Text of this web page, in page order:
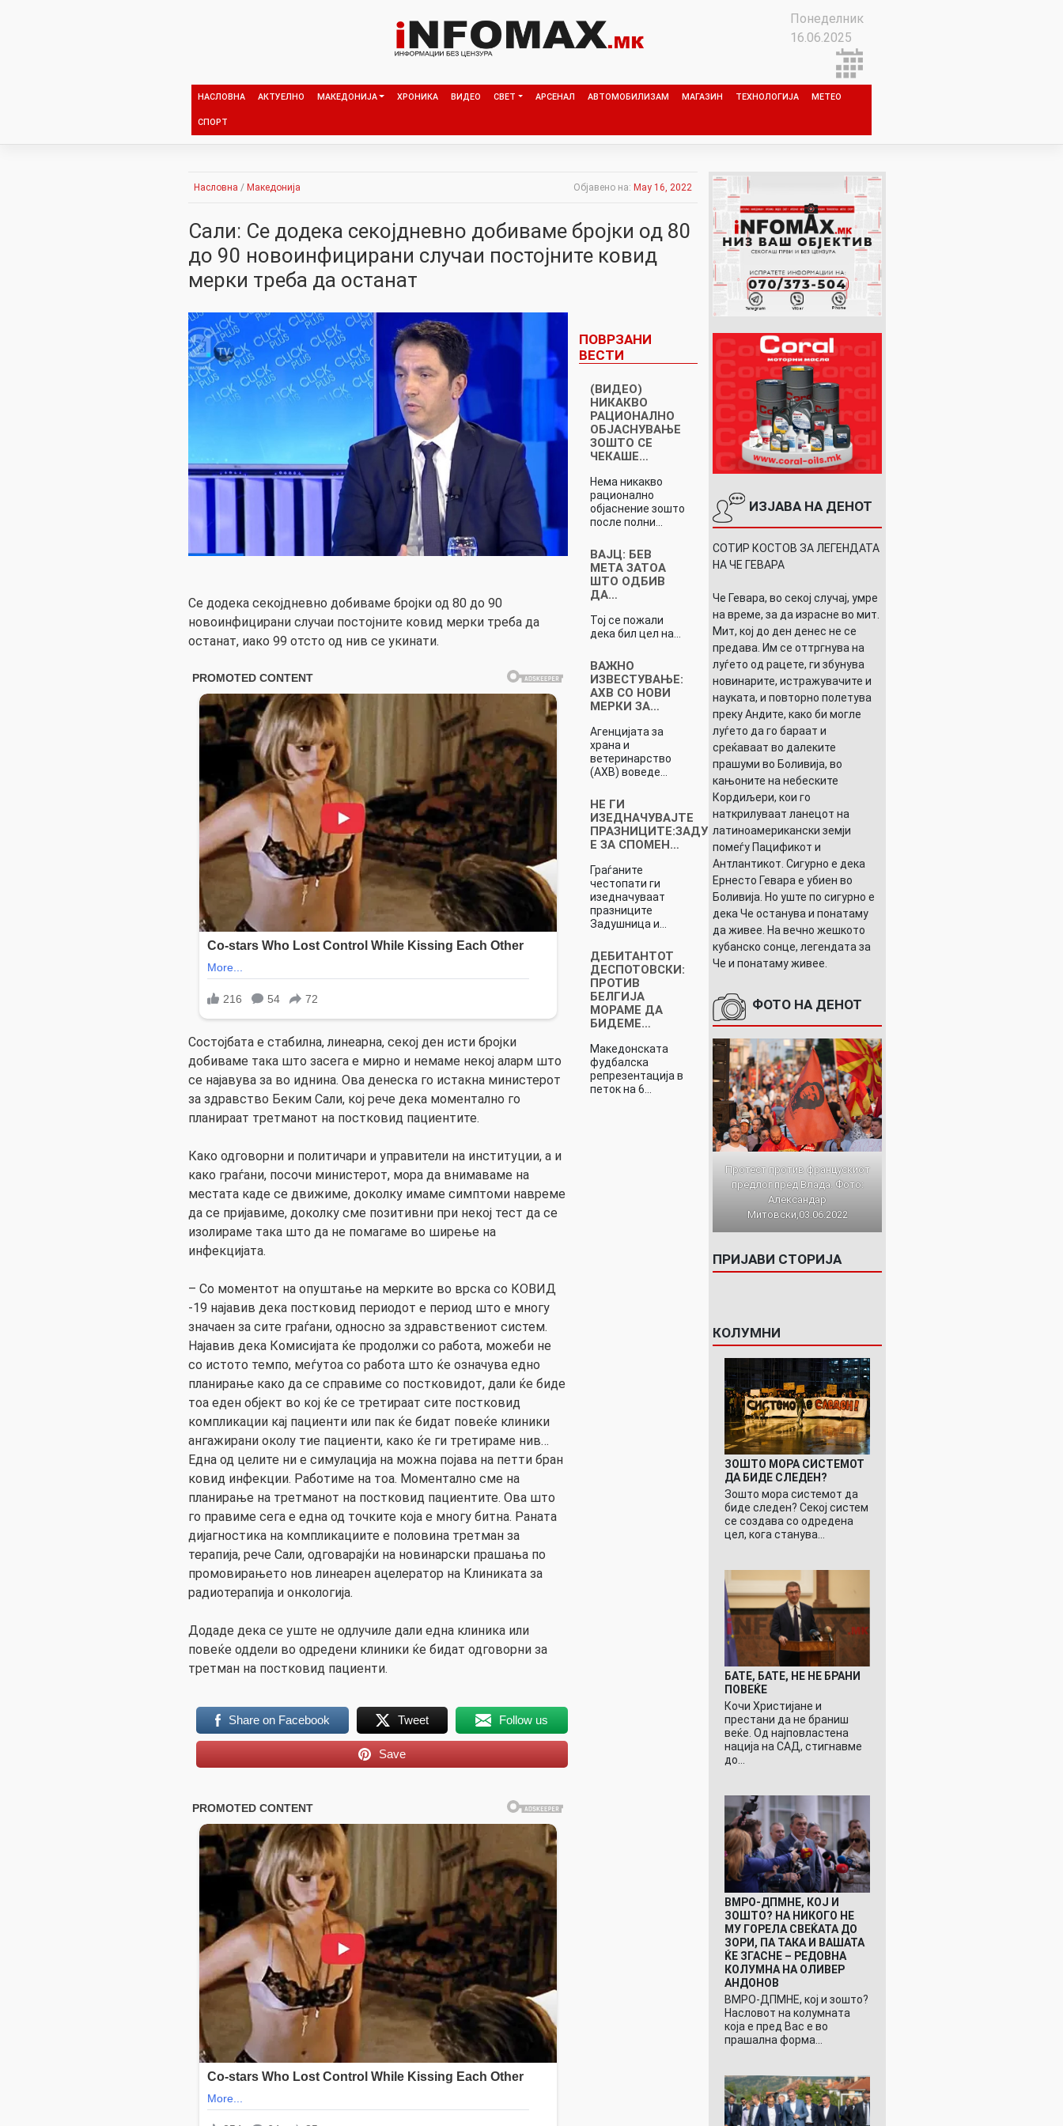
Понеделник
16.06.2025
НАСЛОВНА АКТУЕЛНО МАКЕДОНИЈА ХРОНИКА ВИДЕО СВЕТ АРСЕНАЛ АВТОМОБИЛИЗАМ МАГАЗИН ТЕХНОЛОГИЈА МЕТЕО
СПОРТ
Насловна / Македонија Објавено на: May 16, 2022
Сали: Се додека секојдневно добиваме бројки од 80
до 90 новоинфицирани случаи постојните ковид
мерки треба да останат
Се додека секојдневно добиваме бројки од 80 до 90
новоинфицирани случаи постојните ковид мерки треба да
останат, иако 99 отсто од нив се укинати.
Состојбата е стабилна, линеарна, секој ден исти бројки
добиваме така што засега е мирно и немаме некој аларм што
се најавува за во иднина. Ова денеска го истакна министерот
за здравство Беким Сали, кој рече дека моментално го
планираат третманот на постковид пациентите.
Како одговорни и политичари и управители на институции, а и
како граѓани, посочи министерот, мора да внимаваме на
местата каде се движиме, доколку имаме симптоми навреме
да се пријавиме, доколку сме позитивни при некој тест да се
изолираме така што да не помагаме во ширење на
инфекцијата.
– Со моментот на опуштање на мерките во врска со КОВИД
-19 најавив дека постковид периодот е период што е многу
значаен за сите граѓани, односно за здравствениот систем.
Најавив дека Комисијата ќе продолжи со работа, можеби не
со истото темпо, меѓутоа со работа што ќе означува едно
планирање како да се справиме со постковидот, дали ќе биде
тоа еден објект во кој ќе се третираат сите постковид
компликации кај пациенти или пак ќе бидат повеќе клиники
ангажирани околу тие пациенти, како ќе ги третираме нив…
Една од целите ни е симулација на можна појава на петти бран
ковид инфекции. Работиме на тоа. Моментално сме на
планирање на третманот на постковид пациентите. Ова што
го правиме сега е една од точките која е многу битна. Раната
дијагностика на компликациите е половина третман за
терапија, рече Сали, одговарајќи на новинарски прашања по
промовирањето нов линеарен ацелератор на Клиниката за
радиотерапија и онкологија.
Додаде дека се уште не одлучиле дали една клиника или
повеќе оддели во одредени клиники ќе бидат одговорни за
третман на постковид пациенти.
Share on Facebook Tweet Follow us
Save
ПОВРЗАНИ
ВЕСТИ
(ВИДЕО)
НИКАКВО
РАЦИОНАЛНО
ОБЈАСНУВАЊЕ
ЗОШТО СЕ
ЧЕКАШЕ…
Нема никакво
рационално
објаснение зошто
после полни…
ВАЈЦ: БЕВ
МЕТА ЗАТОА
ШТО ОДБИВ
ДА…
Тој се пожали
дека бил цел на…
ВАЖНО
ИЗВЕСТУВАЊЕ:
АХВ СО НОВИ
МЕРКИ ЗА…
Агенцијата за
храна и
ветеринарство
(АХВ) воведе…
НЕ ГИ
ИЗЕДНАЧУВАЈТЕ
ПРАЗНИЦИТЕ:ЗАДУШНИЦАТА
Е ЗА СПОМЕН…
Граѓаните
честопати ги
изедначуваат
празниците
Задушница и…
ДЕБИТАНТОТ
ДЕСПОТОВСКИ:
ПРОТИВ
БЕЛГИЈА
МОРАМЕ ДА
БИДЕМЕ…
Македонската
фудбалска
репрезентација в
петок на 6…
ИЗЈАВА НА ДЕНОТ
СОТИР КОСТОВ ЗА ЛЕГЕНДАТА
НА ЧЕ ГЕВАРА
Че Гевара, во секој случај, умре
на време, за да израсне во мит.
Мит, кој до ден денес не се
предава. Им се оттргнува на
луѓето од рацете, ги збунува
новинарите, истражувачите и
науката, и повторно полетува
преку Андите, како би могле
луѓето да го бараат и
среќаваат во далеките
прашуми во Боливија, во
кањоните на небеските
Кордиљери, кои го
наткрилуваат ланецот на
латиноамерикански земји
помеѓу Пацификот и
Антлантикот. Сигурно е дека
Ернесто Гевара е убиен во
Боливија. Но уште по сигурно е
дека Че останува и понатаму
да живее. На вечно жешкото
кубанско сонце, легендата за
Че и понатаму живее.
ФОТО НА ДЕНОТ
Протест против францускиот
предлог пред Влада. Фото:
Александар
Митовски,03.06.2022
ПРИЈАВИ СТОРИЈА
КОЛУМНИ
ЗОШТО МОРА СИСТЕМОТ
ДА БИДЕ СЛЕДЕН?
Зошто мора системот да
биде следен? Секој систем
се создава со одредена
цел, кога станува…
БАТЕ, БАТЕ, НЕ НЕ БРАНИ
ПОВЕЌЕ
Кочи Христијане и
престани да не браниш
веќе. Од најповластена
нација на САД, стигнавме
до…
ВМРО-ДПМНЕ, КОЈ И
ЗОШТО? НА НИКОГО НЕ
МУ ГОРЕЛА СВЕЌАТА ДО
ЗОРИ, ПА ТАКА И ВАШАТА
ЌЕ ЗГАСНЕ – РЕДОВНА
КОЛУМНА НА ОЛИВЕР
АНДОНОВ
ВМРО-ДПМНЕ, кој и зошто?
Насловот на колумната
која е пред Вас е во
прашална форма…